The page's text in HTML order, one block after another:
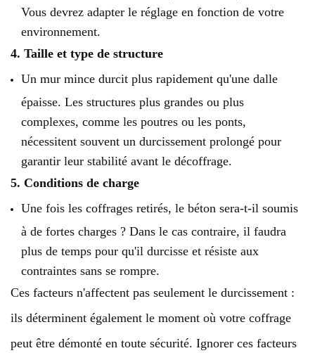
Vous devrez adapter le réglage en fonction de votre
environnement.
4. Taille et type de structure
Un mur mince durcit plus rapidement qu'une dalle
épaisse. Les structures plus grandes ou plus
complexes, comme les poutres ou les ponts,
nécessitent souvent un durcissement prolongé pour
garantir leur stabilité avant le décoffrage.
5. Conditions de charge
Une fois les coffrages retirés, le béton sera-t-il soumis
à de fortes charges ? Dans le cas contraire, il faudra
plus de temps pour qu'il durcisse et résiste aux
contraintes sans se rompre.
Ces facteurs n'affectent pas seulement le durcissement :
ils déterminent également le moment où votre coffrage
peut être démonté en toute sécurité. Ignorer ces facteurs